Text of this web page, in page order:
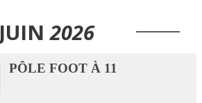
JUIN 2026
PÔLE FOOT À 11